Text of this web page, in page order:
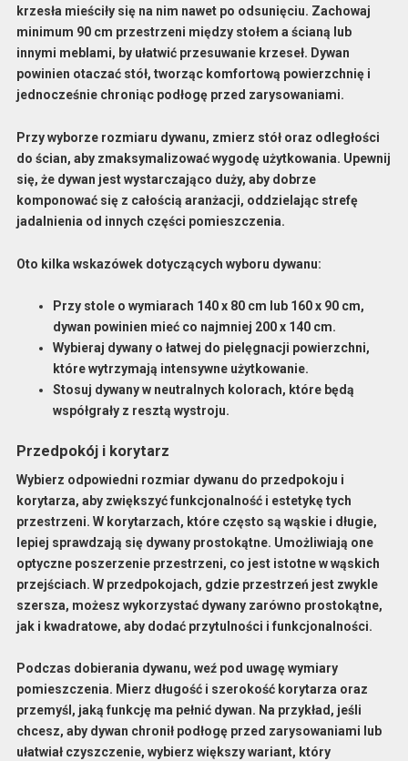
krzesła mieściły się na nim nawet po odsunięciu. Zachowaj
minimum 90 cm przestrzeni między stołem a ścianą lub
innymi meblami, by ułatwić przesuwanie krzeseł. Dywan
powinien otaczać stół, tworząc komfortową powierzchnię i
jednocześnie chroniąc podłogę przed zarysowaniami.
Przy wyborze rozmiaru dywanu, zmierz stół oraz odległości
do ścian, aby zmaksymalizować wygodę użytkowania. Upewnij
się, że dywan jest wystarczająco duży, aby dobrze
komponować się z całością aranżacji, oddzielając strefę
jadalnienia od innych części pomieszczenia.
Oto kilka wskazówek dotyczących wyboru dywanu:
Przy stole o wymiarach 140 x 80 cm lub 160 x 90 cm,
dywan powinien mieć co najmniej 200 x 140 cm.
Wybieraj dywany o łatwej do pielęgnacji powierzchni,
które wytrzymają intensywne użytkowanie.
Stosuj dywany w neutralnych kolorach, które będą
współgrały z resztą wystroju.
Przedpokój i korytarz
Wybierz odpowiedni rozmiar dywanu do przedpokoju i
korytarza, aby zwiększyć funkcjonalność i estetykę tych
przestrzeni. W korytarzach, które często są wąskie i długie,
lepiej sprawdzają się dywany prostokątne. Umożliwiają one
optyczne poszerzenie przestrzeni, co jest istotne w wąskich
przejściach. W przedpokojach, gdzie przestrzeń jest zwykle
szersza, możesz wykorzystać dywany zarówno prostokątne,
jak i kwadratowe, aby dodać przytulności i funkcjonalności.
Podczas dobierania dywanu, weź pod uwagę wymiary
pomieszczenia. Mierz długość i szerokość korytarza oraz
przemyśl, jaką funkcję ma pełnić dywan. Na przykład, jeśli
chcesz, aby dywan chronił podłogę przed zarysowaniami lub
ułatwiał czyszczenie, wybierz większy wariant, który